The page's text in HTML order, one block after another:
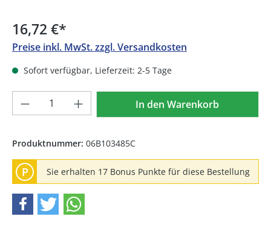
16,72 €*
Preise inkl. MwSt. zzgl. Versandkosten
Sofort verfügbar, Lieferzeit: 2-5 Tage
Produkt Anzahl: Gib denIn den Warenkorb
Produktnummer: 06B103485C
P Sie erhalten 17 Bonus Punkte für diese Bestellung